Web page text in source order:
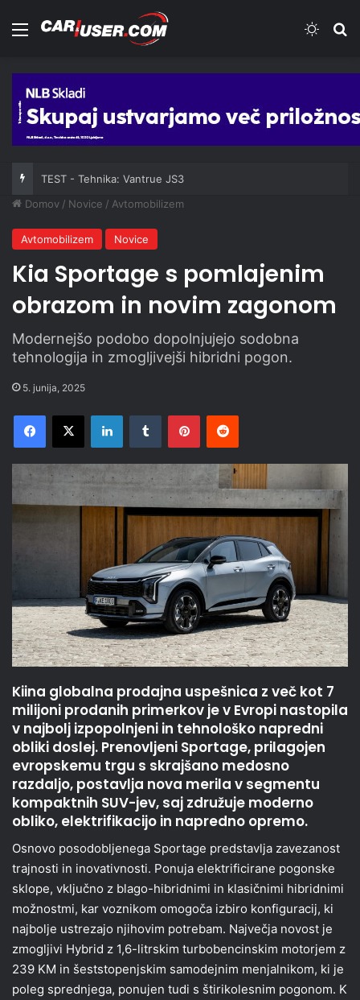
Meni
TEST - Tehnika: Vantrue JS3
Domov / Novice / Avtomobilizem
Avtomobilizem Novice
Kia Sportage s pomlajenim
obrazom in novim zagonom
Modernejšo podobo dopolnjujejo sodobna
tehnologija in zmogljivejši hibridni pogon.
5. junija, 2025
Facebook
X LinkedInTumblr PinterestReddit
Kiina globalna prodajna uspešnica z več kot 7
milijoni prodanih primerkov je v Evropi nastopila
v najbolj izpopolnjeni in tehnološko napredni
obliki doslej. Prenovljeni Sportage, prilagojen
evropskemu trgu s skrajšano medosno
razdaljo, postavlja nova merila v segmentu
kompaktnih SUV-jev, saj združuje moderno
obliko, elektrifikacijo in napredno opremo.
Osnovo posodobljenega Sportage predstavlja zavezanost
trajnosti in inovativnosti. Ponuja elektrificirane pogonske
sklope, vključno z blago-hibridnimi in klasičnimi hibridnimi
možnostmi, kar voznikom omogoča izbiro konfiguracij, ki
najbolje ustrezajo njihovim potrebam. Največja novost je
zmogljivi Hybrid z 1,6-litrskim turbobencinskim motorjem z
239 KM in šeststopenjskim samodejnim menjalnikom, ki je
poleg sprednjega, ponujen tudi s štirikolesnim pogonom. K